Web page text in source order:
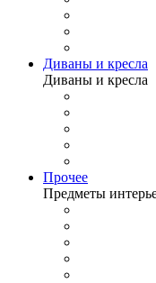
Диваны и кресла
Диваны и кресла
Прочее
Предметы